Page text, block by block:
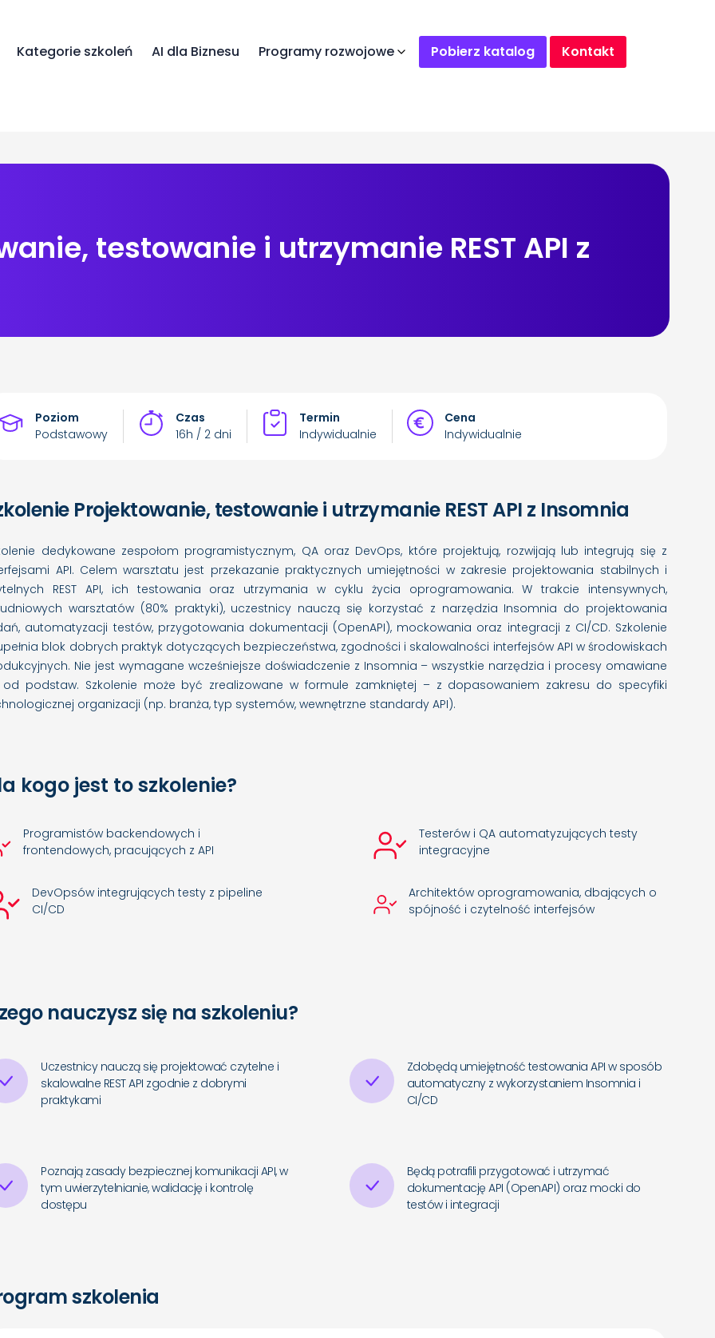
Kategorie szkoleń AI dla Biznesu Programy rozwojowe Pobierz katalog Kontakt
testowanie i utrzymanie REST API z
Poziom
Podstawowy
Czas
16h / 2 dni
Termin
Indywidualnie
Cena
Indywidualnie
Projektowanie, testowanie i utrzymanie REST API z Insomnia
dedykowane zespołom programistycznym, QA oraz DevOps, które projektują, rozwijają lub integrują się z
API. Celem warsztatu jest przekazanie praktycznych umiejętności w zakresie projektowania stabilnych i
REST API, ich testowania oraz utrzymania w cyklu życia oprogramowania. W trakcie intensywnych,
warsztatów (80% praktyki), uczestnicy nauczą się korzystać z narzędzia Insomnia do projektowania
automatyzacji testów, przygotowania dokumentacji (OpenAPI), mockowania oraz integracji z CI/CD. Szkolenie
blok dobrych praktyk dotyczących bezpieczeństwa, zgodności i skalowalności interfejsów API w środowiskach
Nie jest wymagane wcześniejsze doświadczenie z Insomnia – wszystkie narzędzia i procesy omawiane
podstaw. Szkolenie może być zrealizowane w formule zamkniętej – z dopasowaniem zakresu do specyfiki
organizacji (np. branża, typ systemów, wewnętrzne standardy API).
kogo jest to szkolenie?
Programistów backendowych i
frontendowych, pracujących z API
Testerów i QA automatyzujących testy
integracyjne
DevOpsów integrujących testy z pipeline
CI/CD
Architektów oprogramowania, dbających o
spójność i czytelność interfejsów
nauczysz się na szkoleniu?
Uczestnicy nauczą się projektować czytelne i
skalowalne REST API zgodnie z dobrymi
praktykami
Zdobędą umiejętność testowania API w sposób
automatyczny z wykorzystaniem Insomnia i
CI/CD
Poznają zasady bezpiecznej komunikacji API, w
tym uwierzytelnianie, walidację i kontrolę
dostępu
Będą potrafili przygotować i utrzymać
dokumentację API (OpenAPI) oraz mocki do
testów i integracji
szkolenia